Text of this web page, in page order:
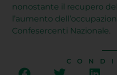
nonostante il recupero
l’aumento
Confesercenti Nazionale